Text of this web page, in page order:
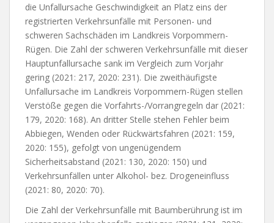
die Unfallursache Geschwindigkeit an Platz eins der
registrierten Verkehrsunfälle mit Personen- und
schweren Sachschäden im Landkreis Vorpommern-
Rügen. Die Zahl der schweren Verkehrsunfälle mit dieser
Hauptunfallursache sank im Vergleich zum Vorjahr
gering (2021: 217, 2020: 231). Die zweithäufigste
Unfallursache im Landkreis Vorpommern-Rügen stellen
Verstöße gegen die Vorfahrts-/Vorrangregeln dar (2021:
179, 2020: 168). An dritter Stelle stehen Fehler beim
Abbiegen, Wenden oder Rückwärtsfahren (2021: 159,
2020: 155), gefolgt von ungenügendem
Sicherheitsabstand (2021: 130, 2020: 150) und
Verkehrsunfällen unter Alkohol- bez. Drogeneinfluss
(2021: 80, 2020: 70).
Die Zahl der Verkehrsunfälle mit Baumberührung ist im